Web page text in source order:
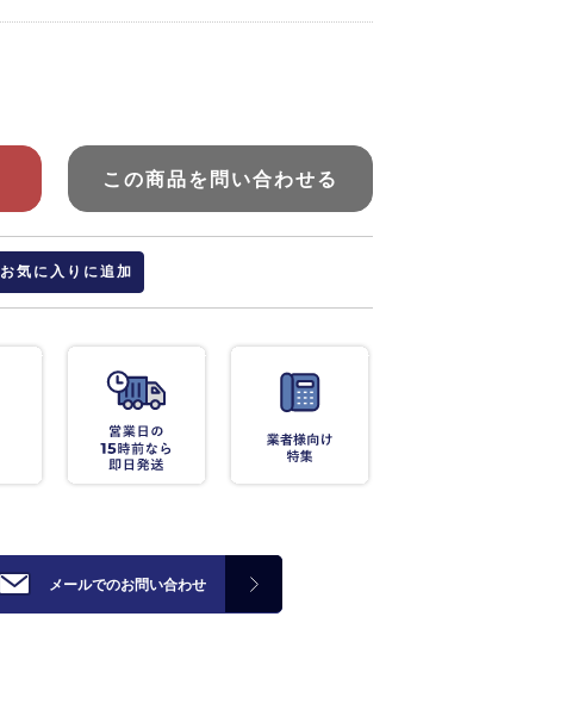
この商品を問い合わせる
お気に入りに追加
メールでのお問い合わせ